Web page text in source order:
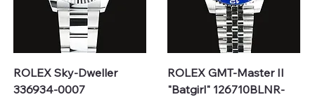
ROLEX Sky-Dweller
336934-0007
ROLEX GMT-Master II
"Batgirl" 126710BLNR-